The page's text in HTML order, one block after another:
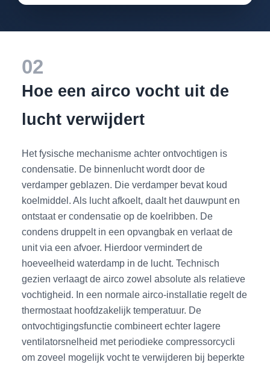
02
Hoe een airco vocht uit de
lucht verwijdert
Het fysische mechanisme achter ontvochtigen is
condensatie. De binnenlucht wordt door de
verdamper geblazen. Die verdamper bevat koud
koelmiddel. Als lucht afkoelt, daalt het dauwpunt en
ontstaat er condensatie op de koelribben. De
condens druppelt in een opvangbak en verlaat de
unit via een afvoer. Hierdoor vermindert de
hoeveelheid waterdamp in de lucht. Technisch
gezien verlaagt de airco zowel absolute als relatieve
vochtigheid. In een normale airco-installatie regelt de
thermostaat hoofdzakelijk temperatuur. De
ontvochtigingsfunctie combineert echter lagere
ventilatorsnelheid met periodieke compressorcycli
om zoveel mogelijk vocht te verwijderen bij beperkte